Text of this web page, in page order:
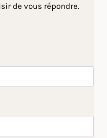
de vous répondre.